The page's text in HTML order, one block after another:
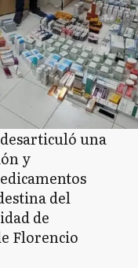
una
y
del
de
Florencio